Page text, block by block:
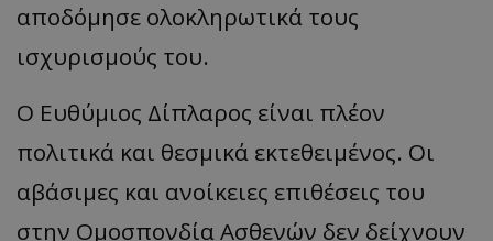
αποδόμησε ολοκληρωτικά τους
ισχυρισμούς του.
Ο Ευθύμιος Δίπλαρος είναι πλέον
πολιτικά και θεσμικά εκτεθειμένος. Οι
αβάσιμες και ανοίκειες επιθέσεις του
στην Ομοσπονδία Ασθενών δεν δείχνουν